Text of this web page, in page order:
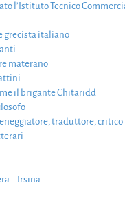
l’Istituto Tecnico
grecista italiano
materano
il brigante Chitaridd
traduttore,
– Irsina